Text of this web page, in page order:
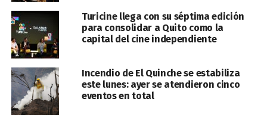
Turicine llega con su séptima edición
para consolidar a Quito como la
capital del cine independiente
Incendio de El Quinche se estabiliza
este lunes: ayer se atendieron cinco
eventos en total